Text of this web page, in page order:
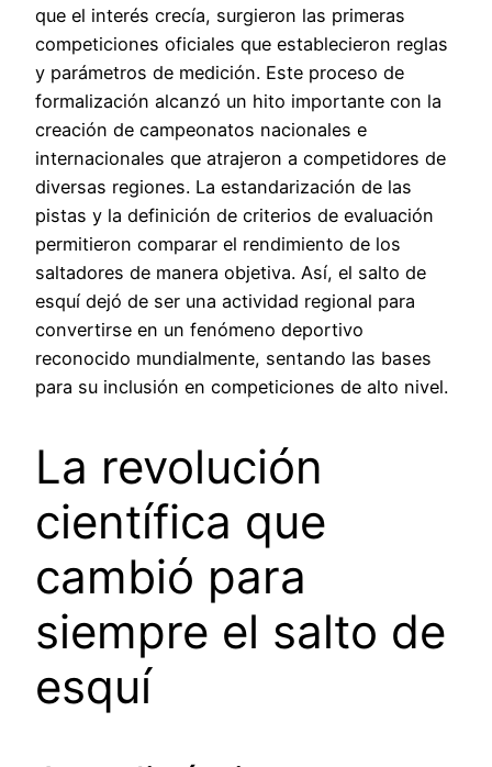
que el interés crecía, surgieron las primeras
competiciones oficiales que establecieron reglas
y parámetros de medición. Este proceso de
formalización alcanzó un hito importante con la
creación de campeonatos nacionales e
internacionales que atrajeron a competidores de
diversas regiones. La estandarización de las
pistas y la definición de criterios de evaluación
permitieron comparar el rendimiento de los
saltadores de manera objetiva. Así, el salto de
esquí dejó de ser una actividad regional para
convertirse en un fenómeno deportivo
reconocido mundialmente, sentando las bases
para su inclusión en competiciones de alto nivel.
La revolución
científica que
cambió para
siempre el salto de
esquí